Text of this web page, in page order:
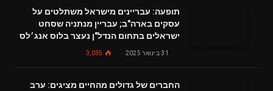
תופעה: עבריינים מישראל משתלטים על
עסקים בארה"ב; עבריין מנתניה שסחט
ישראלים בתחום הנדל"ן נעצר בלוס אנג׳לס
31 בינואר 2025 3,035
החברים של גדולים מהחיים מציגים: ערב